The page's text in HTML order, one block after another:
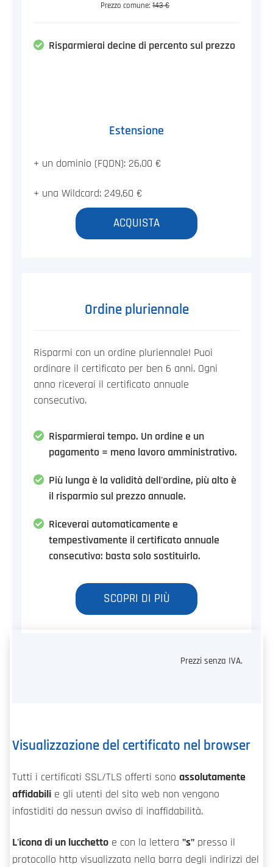
Prezzo comune: 143 €
Risparmierai decine di percento sul prezzo
Estensione
+ un dominio (FQDN): 26,00 €
+ una Wildcard: 249,60 €
ACQUISTA
Ordine pluriennale
Risparmi con un ordine pluriennale! Puoi
ordinare il certificato per ben 6 anni. Ogni
anno riceverai il certificato annuale
consecutivo.
Risparmierai tempo. Un ordine e un
pagamento = meno lavoro amministrativo.
Più lunga è la validità dell'ordine, più alto è
il risparmio sul prezzo annuale.
Riceverai automaticamente e
tempestivamente il certificato annuale
consecutivo: basta solo sostituirlo.
SCOPRI DI PIÙ
Prezzi senza IVA.
Visualizzazione del certificato nel browser
Tutti i certificati SSL/TLS offerti sono assolutamente
affidabili e gli utenti del sito web non vengono
infastiditi da nessun avviso di inaffidabilità.
L'icona di un lucchetto e con la lettera "s" presso il
protocollo http visualizzata nella barra degli indirizzi del